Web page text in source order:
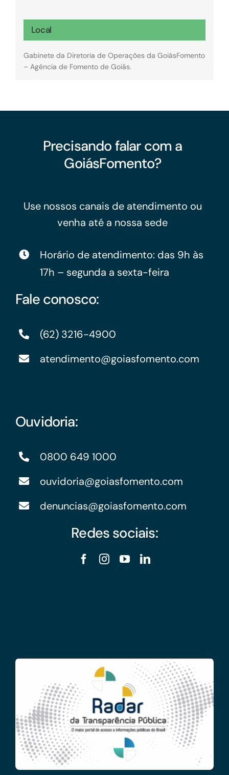
Local
Gabinete da Diretoria de Operações da GoiásFomento
– Agência de Fomento de Goiás.
Precisando falar com a
GoiásFomento?
Use nossos canais de atendimento ou
venha até a nossa sede
Horário de atendimento: das 9h às
17h – segunda a sexta-feira
Fale conosco:
(62) 3216-4900
atendimento@goiasfomento.com
Ouvidoria:
0800 649 1000
ouvidoria@goiasfomento.com
denuncias@goiasfomento.com
Redes sociais: